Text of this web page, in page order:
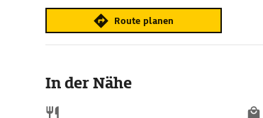
Route planen
In der Nähe